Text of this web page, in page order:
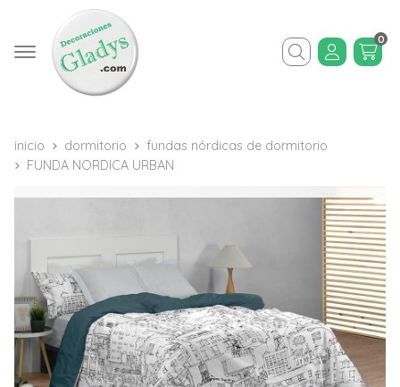
Buscar
0
inicio dormitorio
fundas nórdicas de dormitorio
FUNDA NORDICA URBAN